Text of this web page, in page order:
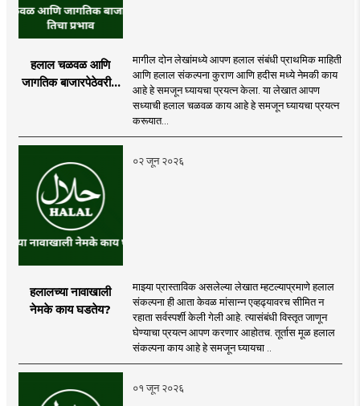
हलाल चळवळ आणि
जागतिक बाजारपेठेवरील
मागील दोन लेखांमध्ये आपण हलाल संबंधी प्राथमिक माहिती
आणि हलाल संकल्पना कुराण आणि हदीस मध्ये नेमकी काय
आहे हे समजून घ्यायचा प्रयत्न केला. या लेखात आपण
सध्याची हलाल चळवळ काय आहे हे समजून घ्यायचा प्रयत्न
करूयात...
०२ जून २०२६
हलालच्या नावाखाली
नेमके काय घडतेय?
माझ्या प्रास्ताविक असलेल्या लेखात म्हटल्याप्रमाणे हलाल
संकल्पना ही आता केवळ मांसान्न एव्हढ्यावरच सीमित न
रहाता सर्वस्पर्शी केली गेली आहे. त्यासंबंधी विस्तृत जाणून
घेण्याचा प्रयत्न आपण करणार आहोतच. तूर्तास मूळ हलाल
संकल्पना काय आहे हे समजून घ्यायचा ..
०१ जून २०२६